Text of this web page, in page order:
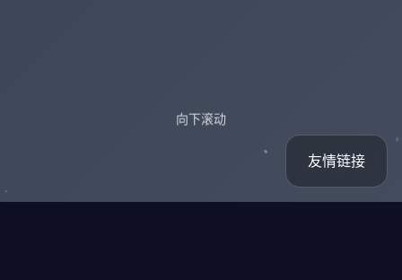
向下滚动
友情链接